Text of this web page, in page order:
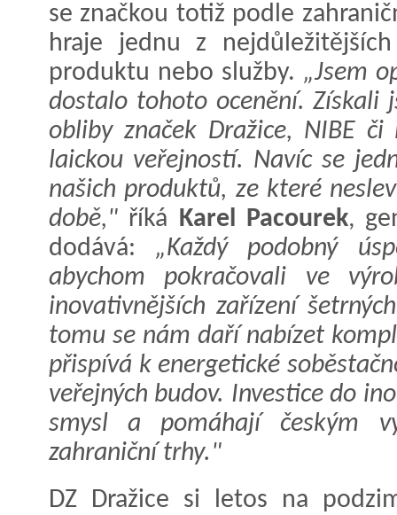
se značkou totiž podle
hraje jednu z
produktu nebo služby. „Jsem
dostalo tohoto ocenění. Získali
obliby značek Dražice, NIBE
laickou veřejností. Navíc se
našich produktů, ze které
době," říká Karel Pacourek,
dodává: „Každý podobný
abychom pokračovali ve
inovativnějších zařízení
tomu se nám daří nabízet
přispívá k energetické
veřejných budov. Investice do
smysl a pomáhají českým
zahraniční trhy."
DZ Dražice si letos na